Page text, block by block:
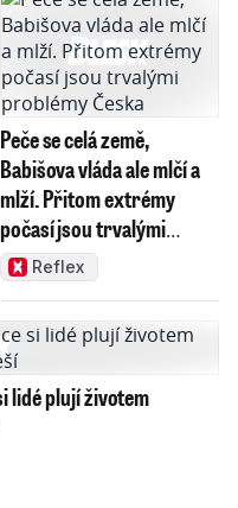
Peče se celá země,
Babišova vláda ale mlčí a
mlží. Přitom extrémy
počasí jsou trvalými
problémy Česka
Reflex
lidé plují životem